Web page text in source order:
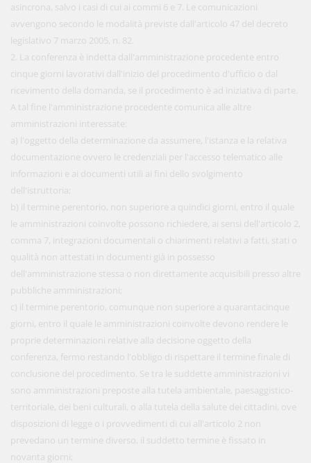
asincrona, salvo i casi di cui ai commi 6 e 7. Le comunicazioni
avvengono secondo le modalità previste dall'articolo 47 del decreto
legislativo 7 marzo 2005, n. 82.
2. La conferenza è indetta dall'amministrazione procedente entro
cinque giorni lavorativi dall'inizio del procedimento d'ufficio o dal
ricevimento della domanda, se il procedimento è ad iniziativa di parte.
A tal fine l'amministrazione procedente comunica alle altre
amministrazioni interessate:
a) l'oggetto della determinazione da assumere, l'istanza e la relativa
documentazione ovvero le credenziali per l'accesso telematico alle
informazioni e ai documenti utili ai fini dello svolgimento
dell'istruttoria;
b) il termine perentorio, non superiore a quindici giorni, entro il quale
le amministrazioni coinvolte possono richiedere, ai sensi dell'articolo 2,
comma 7, integrazioni documentali o chiarimenti relativi a fatti, stati o
qualità non attestati in documenti già in possesso
dell'amministrazione stessa o non direttamente acquisibili presso altre
pubbliche amministrazioni;
c) il termine perentorio, comunque non superiore a quarantacinque
giorni, entro il quale le amministrazioni coinvolte devono rendere le
proprie determinazioni relative alla decisione oggetto della
conferenza, fermo restando l'obbligo di rispettare il termine finale di
conclusione del procedimento. Se tra le suddette amministrazioni vi
sono amministrazioni preposte alla tutela ambientale, paesaggistico-
territoriale, dei beni culturali, o alla tutela della salute dei cittadini, ove
disposizioni di legge o i provvedimenti di cui all'articolo 2 non
prevedano un termine diverso, il suddetto termine è fissato in
novanta giorni;